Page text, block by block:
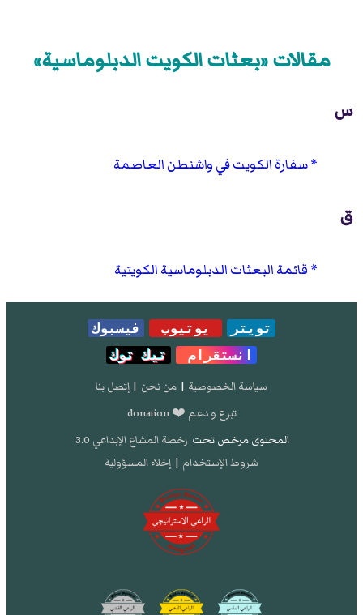
مقالات «بعثات الكويت الدبلوماسية»
س
سفارة الكويت في واشنطن العاصمة
ق
قائمة البعثات الدبلوماسية الكويتية
تويتر يوتيوب
فيسبوك
انستقرام
تيك توك
سياسة الخصوصية | من نحن | إتصل بنا
تبرع و دعم ❤️ donation
المحتوى مرخص تحت رخصة المشاع الإبداعي 3.0
شروط الإستخدام | إخلاء المسؤولية